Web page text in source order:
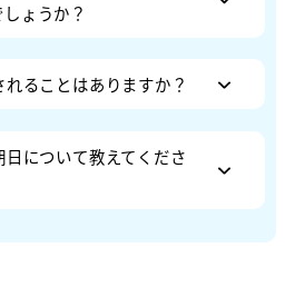
ょうか？
ることはありますか？
について教えてくださ